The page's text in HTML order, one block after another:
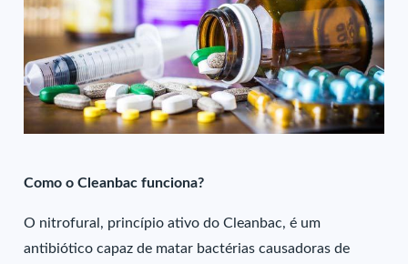
Como o Cleanbac funciona?
O nitrofural, princípio ativo do Cleanbac, é um
antibiótico capaz de matar bactérias causadoras de